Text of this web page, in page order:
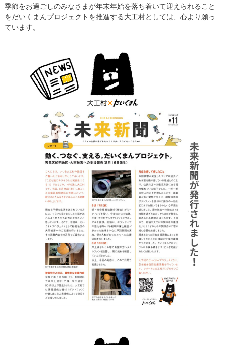
季節をお過ごしのみなさまが年末年始を落ち着いて迎えられること
をだいくまんプロジェクトを推進する大工村としては、心より願っ
ています。